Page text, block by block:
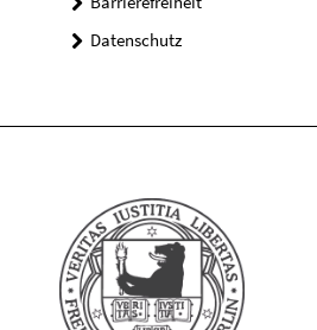
Datenschutz